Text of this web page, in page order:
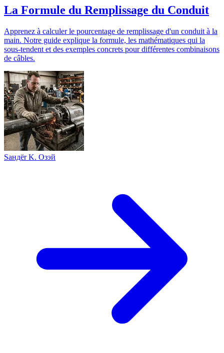
La Formule du Remplissage du Conduit
Apprenez à calculer le pourcentage de remplissage d'un conduit à la
main. Notre guide explique la formule, les mathématiques qui la
sous-tendent et des exemples concrets pour différentes combinaisons
de câbles.
Sандër K. Oзэй